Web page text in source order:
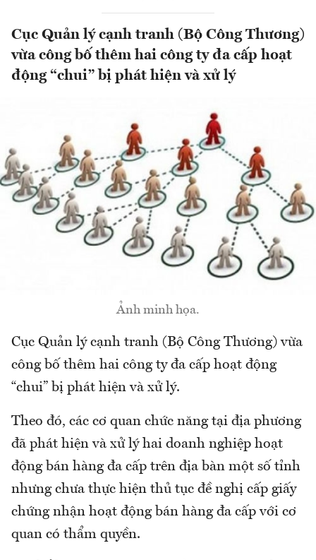
Cục Quản lý cạnh tranh (Bộ Công Thương)
vừa công bố thêm hai công ty đa cấp hoạt
động “chui” bị phát hiện và xử lý
Ảnh minh họa.
Cục Quản lý cạnh tranh (Bộ Công Thương) vừa
công bố thêm hai công ty đa cấp hoạt động
“chui” bị phát hiện và xử lý.
Theo đó, các cơ quan chức năng tại địa phương
đã phát hiện và xử lý hai doanh nghiệp hoạt
động bán hàng đa cấp trên địa bàn một số tỉnh
nhưng chưa thực hiện thủ tục đề nghị cấp giấy
chứng nhận hoạt động bán hàng đa cấp với cơ
quan có thẩm quyền.